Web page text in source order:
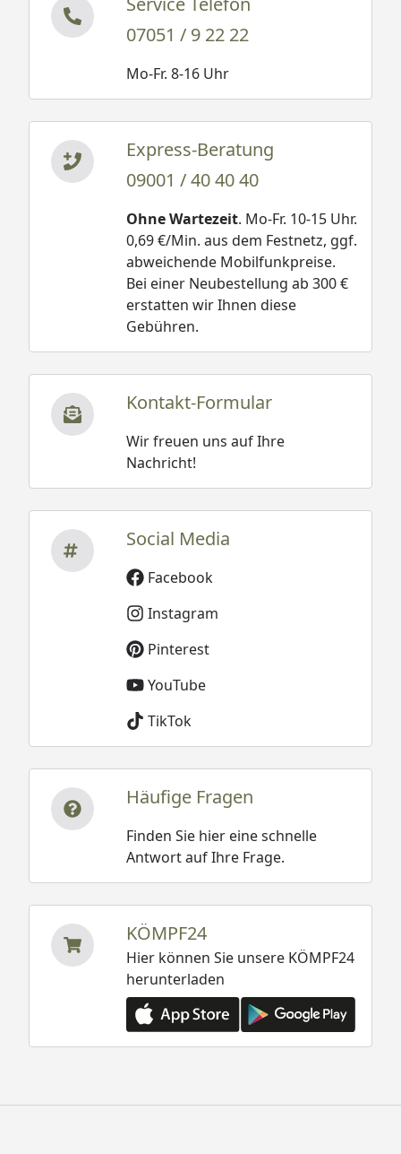
07051 / 9 22 22
Mo-Fr. 8-16 Uhr
Express-Beratung
09001 / 40 40 40
Ohne Wartezeit. Mo-Fr. 10-15 Uhr.
0,69 €/Min. aus dem Festnetz, ggf.
abweichende Mobilfunkpreise.
Bei einer Neubestellung ab 300 €
erstatten wir Ihnen diese
Gebühren.
Kontakt-Formular
Wir freuen uns auf Ihre
Nachricht!
Social Media
Facebook
Instagram
Pinterest
YouTube
TikTok
Häufige Fragen
Finden Sie hier eine schnelle
Antwort auf Ihre Frage.
KÖMPF24
Hier können Sie unsere KÖMPF24
herunterladen